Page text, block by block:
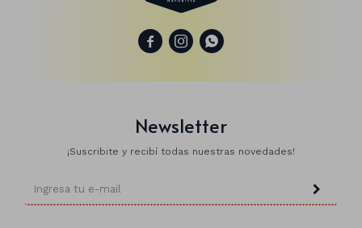
  
Newsletter
¡Suscribite y recibí todas nuestras novedades!